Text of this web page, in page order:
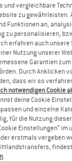
Begriff
Marke
und vergleichbare
zu gewährleisten.
Funktionen an,
zu personalisieren,
erfahren auch unsere
Nutzung unserer
Garantien
Durch Anklicken
dass wir so
notwendigen Cookie
deine Cookie
und einzelne
für die Nutzung
Einstellungen“ im
erstmals vergeben